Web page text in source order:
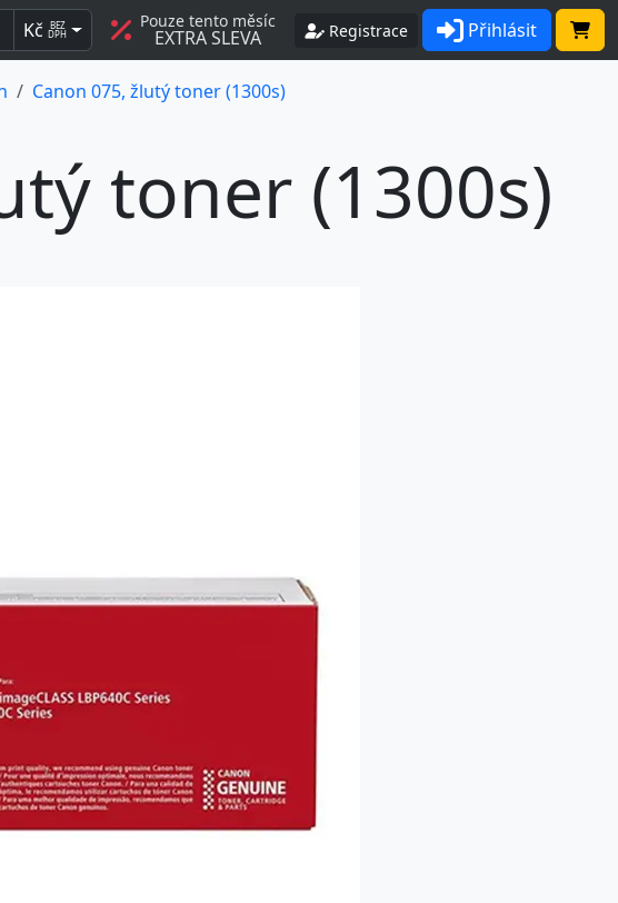
Kč BEZ
DPH
Pouze tento měsíc
EXTRA SLEVA Registrace Přihlásit
Canon 075, žlutý toner (1300s)
toner (1300s)